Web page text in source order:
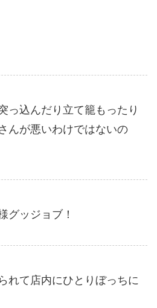
っ込んだり立て籠もったり
んが悪いわけではないの
グッジョブ！
れて店内にひとりぼっちに